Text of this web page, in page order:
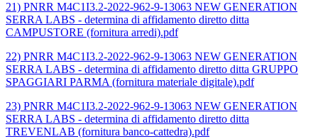
21) PNRR M4C1I3.2-2022-962-9-13063 NEW GENERATION
SERRA LABS - determina di affidamento diretto ditta
CAMPUSTORE (fornitura arredi).pdf
22) PNRR M4C1I3.2-2022-962-9-13063 NEW GENERATION
SERRA LABS - determina di affidamento diretto ditta GRUPPO
SPAGGIARI PARMA (fornitura materiale digitale).pdf
23) PNRR M4C1I3.2-2022-962-9-13063 NEW GENERATION
SERRA LABS - determina di affidamento diretto ditta
TREVENLAB (fornitura banco-cattedra).pdf